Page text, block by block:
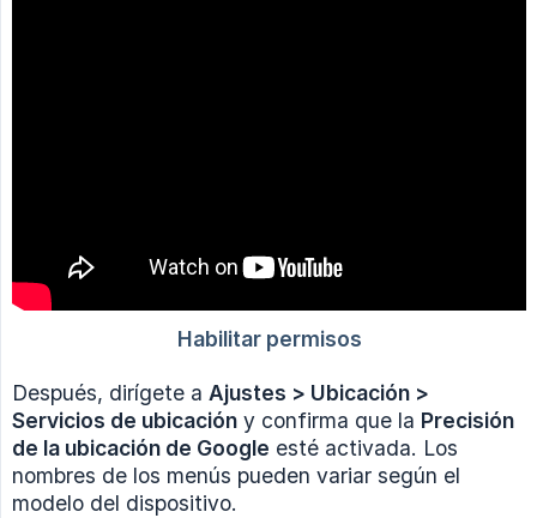
Después, dirígete a Ajustes > Ubicación >
Servicios de ubicación y confirma que la Precisión
de la ubicación de Google esté activada. Los
nombres de los menús pueden variar según el
modelo del dispositivo.